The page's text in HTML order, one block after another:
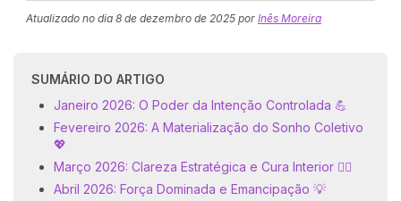
Atualizado no dia 8 de dezembro de 2025 por Inês Moreira
SUMÁRIO DO ARTIGO
Janeiro 2026: O Poder da Intenção Controlada 💪
Fevereiro 2026: A Materialização do Sonho Coletivo
💖
Março 2026: Clareza Estratégica e Cura Interior 🧘‍♀️
Abril 2026: Força Dominada e Emancipação 💡